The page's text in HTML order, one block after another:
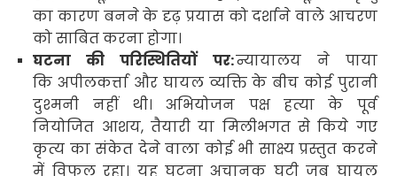
का कारण बनने के दृढ़ प्रयास को दर्शाने वाले आचरण
को साबित करना होगा।
घटना की परिस्थितियों पर:न्यायालय ने पाया
कि अपीलकर्त्ता और घायल व्यक्ति के बीच कोई पुरानी
दुश्मनी नहीं थी। अभियोजन पक्ष हत्या के पूर्व
नियोजित आशय,तैयारी या मिलीभगत से किये गए
कृत्य का संकेत देने वाला कोई भी साक्ष्य प्रस्तुत करने
में विफल रहा। यह घटना अचानक घटी जब घायल